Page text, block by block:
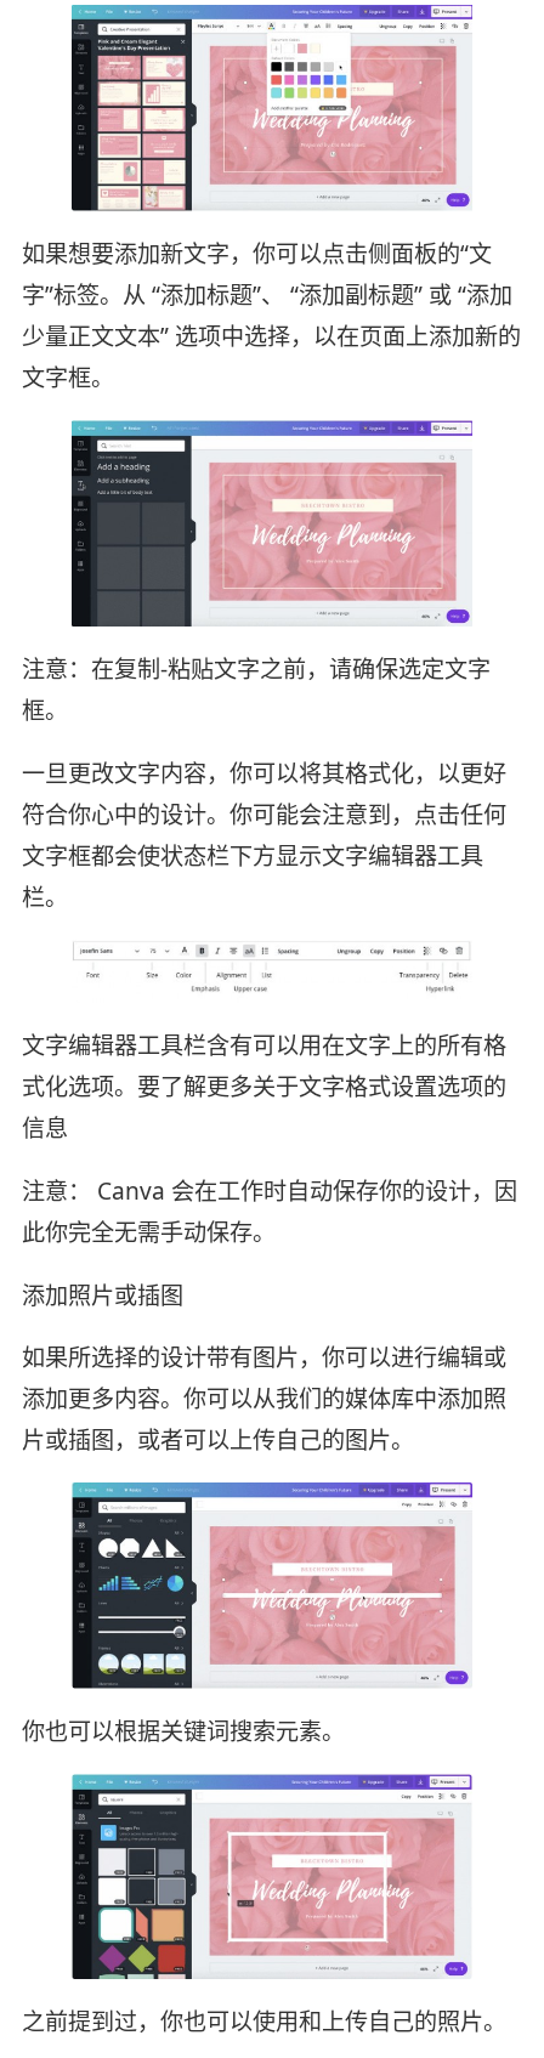
如果想要添加新文字，你可以点击侧面板的“文
字”标签。从 “添加标题”、 “添加副标题” 或 “添加
少量正文文本” 选项中选择，以在页面上添加新的
文字框。
注意：在复制-粘贴文字之前，请确保选定文字
框。
一旦更改文字内容，你可以将其格式化，以更好
符合你心中的设计。你可能会注意到，点击任何
文字框都会使状态栏下方显示文字编辑器工具
栏。
文字编辑器工具栏含有可以用在文字上的所有格
式化选项。要了解更多关于文字格式设置选项的
信息
注意： Canva 会在工作时自动保存你的设计，因
此你完全无需手动保存。
添加照片或插图
如果所选择的设计带有图片，你可以进行编辑或
添加更多内容。你可以从我们的媒体库中添加照
片或插图，或者可以上传自己的图片。
你也可以根据关键词搜索元素。
之前提到过，你也可以使用和上传自己的照片。